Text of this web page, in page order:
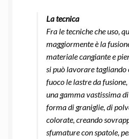
La tecnica
Fra le tecniche che uso,
maggiormente è la
materiale cangiante e
si può lavorare tagliando
fuoco le lastre da
una gamma vastissima
forma di graniglie, di
colorate, creando
sfumature con spatole,